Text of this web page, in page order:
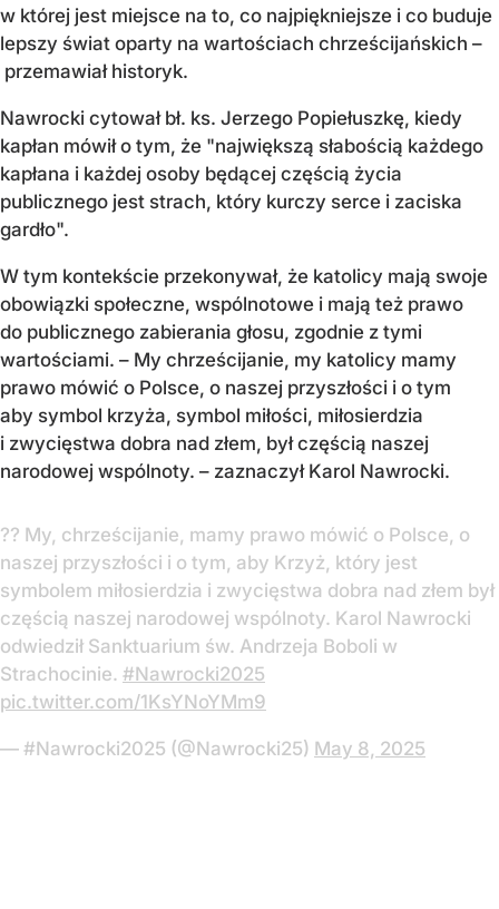
w której jest miejsce na to, co najpiękniejsze i co buduje
lepszy świat oparty na wartościach chrześcijańskich –
przemawiał historyk.
Nawrocki cytował bł. ks. Jerzego Popiełuszkę, kiedy
kapłan mówił o tym, że "największą słabością każdego
kapłana i każdej osoby będącej częścią życia
publicznego jest strach, który kurczy serce i zaciska
gardło".
W tym kontekście przekonywał, że katolicy mają swoje
obowiązki społeczne, wspólnotowe i mają też prawo
do publicznego zabierania głosu, zgodnie z tymi
wartościami. – My chrześcijanie, my katolicy mamy
prawo mówić o Polsce, o naszej przyszłości i o tym
aby symbol krzyża, symbol miłości, miłosierdzia
i zwycięstwa dobra nad złem, był częścią naszej
narodowej wspólnoty. – zaznaczył Karol Nawrocki.
?? My, chrześcijanie, mamy prawo mówić o Polsce, o
naszej przyszłości i o tym, aby Krzyż, który jest
symbolem miłosierdzia i zwycięstwa dobra nad złem był
częścią naszej narodowej wspólnoty. Karol Nawrocki
odwiedził Sanktuarium św. Andrzeja Boboli w
Strachocinie. #Nawrocki2025
pic.twitter.com/1KsYNoYMm9
— #Nawrocki2025 (@Nawrocki25) May 8, 2025